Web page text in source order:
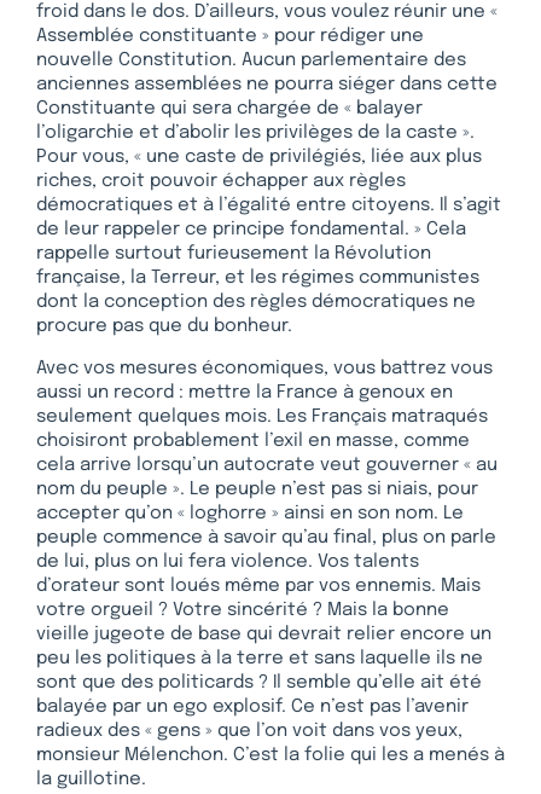
froid dans le dos. D’ailleurs, vous voulez réunir une «
Assemblée constituante » pour rédiger une
nouvelle Constitution. Aucun parlementaire des
anciennes assemblées ne pourra siéger dans cette
Constituante qui sera chargée de « balayer
l’oligarchie et d’abolir les privilèges de la caste ».
Pour vous, « une caste de privilégiés, liée aux plus
riches, croit pouvoir échapper aux règles
démocratiques et à l’égalité entre citoyens. Il s’agit
de leur rappeler ce principe fondamental. » Cela
rappelle surtout furieusement la Révolution
française, la Terreur, et les régimes communistes
dont la conception des règles démocratiques ne
procure pas que du bonheur.
Avec vos mesures économiques, vous battrez vous
aussi un record : mettre la France à genoux en
seulement quelques mois. Les Français matraqués
choisiront probablement l’exil en masse, comme
cela arrive lorsqu’un autocrate veut gouverner « au
nom du peuple ». Le peuple n’est pas si niais, pour
accepter qu’on « loghorre » ainsi en son nom. Le
peuple commence à savoir qu’au final, plus on parle
de lui, plus on lui fera violence. Vos talents
d’orateur sont loués même par vos ennemis. Mais
votre orgueil ? Votre sincérité ? Mais la bonne
vieille jugeote de base qui devrait relier encore un
peu les politiques à la terre et sans laquelle ils ne
sont que des politicards ? Il semble qu’elle ait été
balayée par un ego explosif. Ce n’est pas l’avenir
radieux des « gens » que l’on voit dans vos yeux,
monsieur Mélenchon. C’est la folie qui les a menés à
la guillotine.